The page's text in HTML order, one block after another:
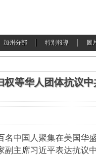
加州分部 特別報導 圖
权等华人团体抗议中
名中国人聚集在美国华
副主席习近平表达抗议